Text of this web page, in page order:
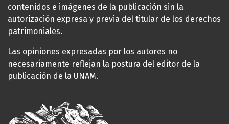
contenidos e imágenes de la publicación sin la
autorización expresa y previa del titular de los derechos
patrimoniales.
Las opiniones expresadas por los autores no
necesariamente reflejan la postura del editor de la
publicación de la UNAM.